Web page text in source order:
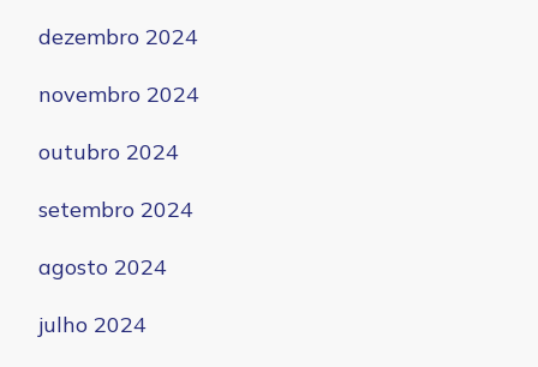
dezembro 2024
novembro 2024
outubro 2024
setembro 2024
agosto 2024
julho 2024